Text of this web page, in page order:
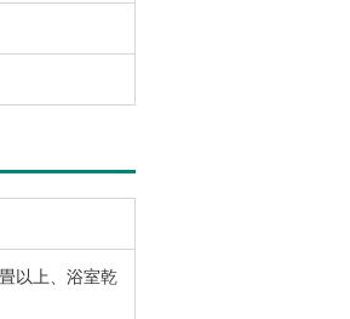
以上、浴室乾